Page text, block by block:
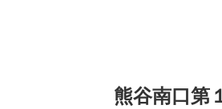
熊谷南口第